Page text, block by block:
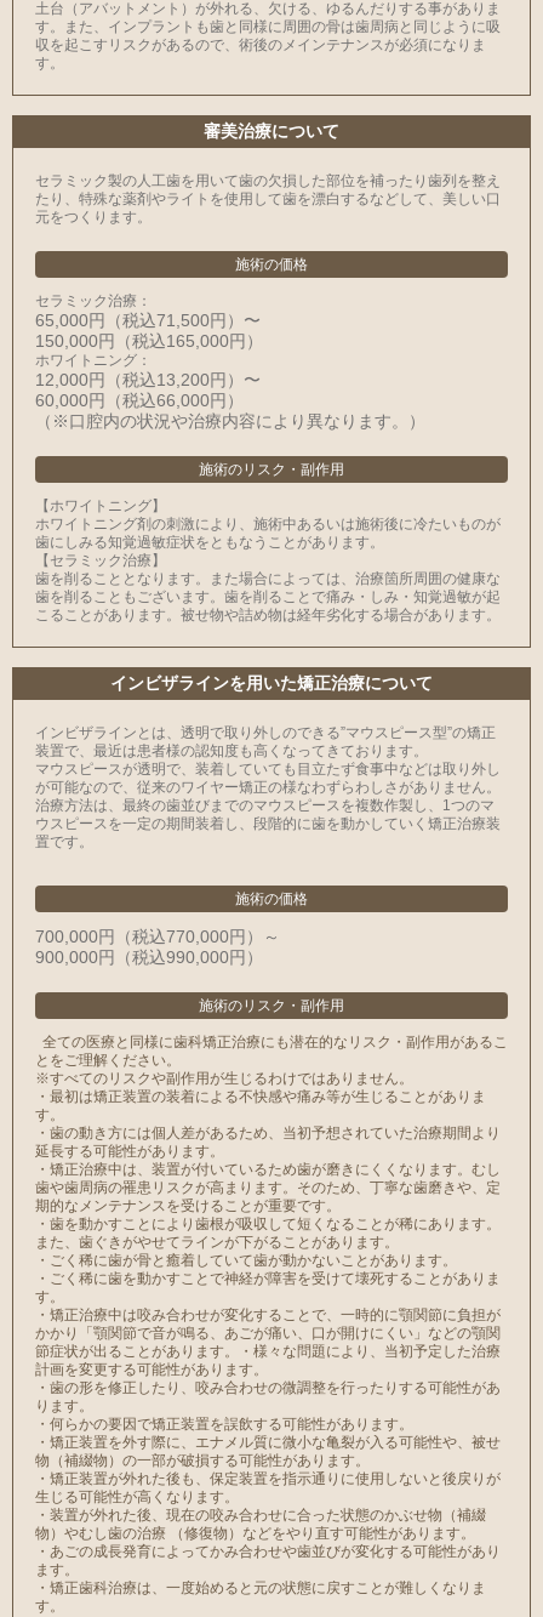
土台（アバットメント）が外れる、欠ける、ゆるんだりする事がありま
す。また、インプラントも歯と同様に周囲の骨は歯周病と同じように吸
収を起こすリスクがあるので、術後のメインテナンスが必須になりま
す。
審美治療について
セラミック製の⼈⼯⻭を⽤いて⻭の⽋損した部位を補ったり⻭列を整え
たり、特殊な薬剤やライトを使⽤して⻭を漂⽩するなどして、美しい⼝
元をつくります。
施術の価格
セラミック治療：
65,000円（税込71,500円）〜
150,000円（税込165,000円）
ホワイトニング：
12,000円（税込13,200円）〜
60,000円（税込66,000円）
（※⼝腔内の状況や治療内容により異なります。）
施術のリスク・副作用
【ホワイトニング】
ホワイトニング剤の刺激により、施術中あるいは施術後に冷たいものが
⻭にしみる知覚過敏症状をともなうことがあります。
【セラミック治療】
⻭を削ることとなります。また場合によっては、治療箇所周囲の健康な
⻭を削ることもございます。⻭を削ることで痛み・しみ・知覚過敏が起
こることがあります。被せ物や詰め物は経年劣化する場合があります。
インビザラインを用いた矯正治療について
インビザラインとは、透明で取り外しのできる”マウスピース型”の矯正
装置で、最近は患者様の認知度も高くなってきております。
マウスピースが透明で、装着していても目立たず食事中などは取り外し
が可能なので、従来のワイヤー矯正の様なわずらわしさがありません。
治療方法は、最終の歯並びまでのマウスピースを複数作製し、1つのマ
ウスピースを一定の期間装着し、段階的に歯を動かしていく矯正治療装
置です。
施術の価格
700,000円（税込770,000円）～
900,000円（税込990,000円）
施術のリスク ・ 副作用
全ての医療と同様に歯科矯正治療にも潜在的なリスク・副作用があるこ
とをご理解ください。
※すべてのリスクや副作用が生じるわけではありません。
・最初は矯正装置の装着による不快感や痛み等が生じることがありま
す。
・歯の動き方には個人差があるため、当初予想されていた治療期間より
延長する可能性があります。
・矯正治療中は、装置が付いているため歯が磨きにくくなります。むし
歯や歯周病の罹患リスクが高まります。そのため、丁寧な歯磨きや、定
期的なメンテナンスを受けることが重要です。
・歯を動かすことにより歯根が吸収して短くなることが稀にあります。
また、歯ぐきがやせてラインが下がることがあります。
・ごく稀に歯が骨と癒着していて歯が動かないことがあります。
・ごく稀に歯を動かすことで神経が障害を受けて壊死することがありま
す。
・矯正治療中は咬み合わせが変化することで、一時的に顎関節に負担が
かかり「顎関節で音が鳴る、あごが痛い、口が開けにくい」などの顎関
節症状が出ることがあります。 ・様々な問題により、当初予定した治療
計画を変更する可能性があります。
・歯の形を修正したり、咬み合わせの微調整を行ったりする可能性があ
ります。
・何らかの要因で矯正装置を誤飲する可能性があります。
・矯正装置を外す際に、エナメル質に微小な亀裂が入る可能性や、被せ
物（補綴物）の一部が破損する可能性があります。
・矯正装置が外れた後も、保定装置を指示通りに使用しないと後戻りが
生じる可能性が高くなります。
・装置が外れた後、現在の咬み合わせに合った状態のかぶせ物（補綴
物）やむし歯の治療 （修復物）などをやり直す可能性があります。
・あごの成長発育によってかみ合わせや歯並びが変化する可能性があり
ます。
・矯正歯科治療は、一度始めると元の状態に戻すことが難しくなりま
す。